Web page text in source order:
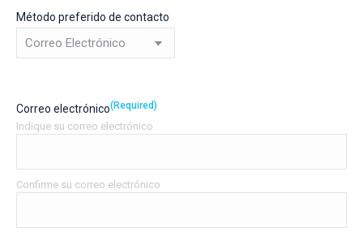
Método preferido de contacto
Correo electrónico(Required)
Indique su correo electrónico
Confirme su correo electrónico